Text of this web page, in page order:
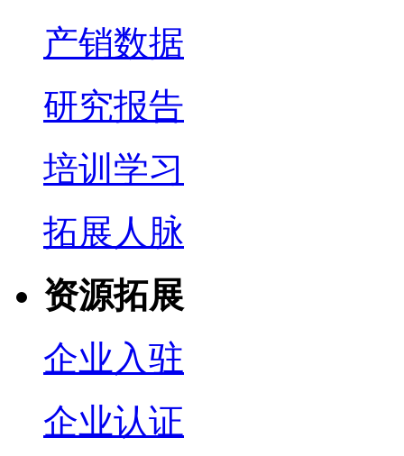
产销数据
研究报告
培训学习
拓展人脉
资源拓展
企业入驻
企业认证